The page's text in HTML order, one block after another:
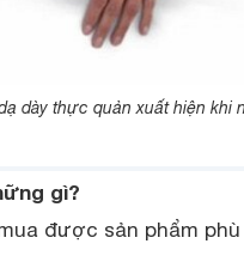
dày thực quản xuất hiện khi
gì?
được sản phẩm